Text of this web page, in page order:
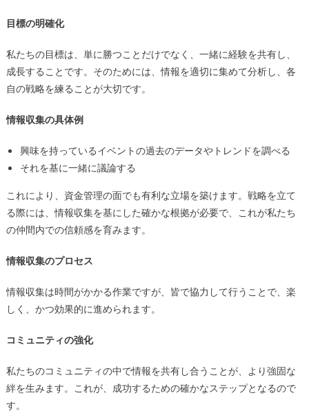
目標の明確化
私たちの目標は、単に勝つことだけでなく、一緒に経験を共有し、
成長することです。そのためには、情報を適切に集めて分析し、各
自の戦略を練ることが大切です。
情報収集の具体例
興味を持っているイベントの過去のデータやトレンドを調べる
それを基に一緒に議論する
これにより、資金管理の面でも有利な立場を築けます。戦略を立て
る際には、情報収集を基にした確かな根拠が必要で、これが私たち
の仲間内での信頼感を育みます。
情報収集のプロセス
情報収集は時間がかかる作業ですが、皆で協力して行うことで、楽
しく、かつ効果的に進められます。
コミュニティの強化
私たちのコミュニティの中で情報を共有し合うことが、より強固な
絆を生みます。これが、成功するための確かなステップとなるので
す。